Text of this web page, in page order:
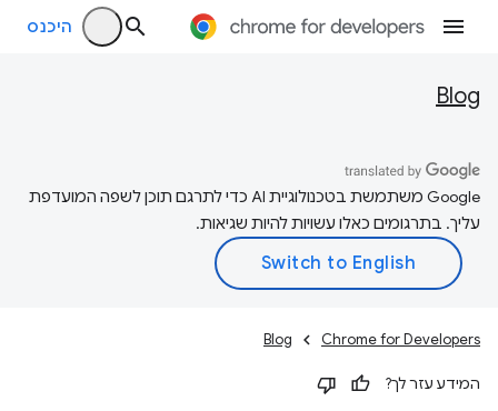
היכנס
Blog
‫Google משתמשת בטכנולוגיית AI כדי לתרגם תוכן לשפה המועדפת
עליך. בתרגומים כאלו עשויות להיות שגיאות.
Chrome for Developers
Blog
המידע עזר לך?